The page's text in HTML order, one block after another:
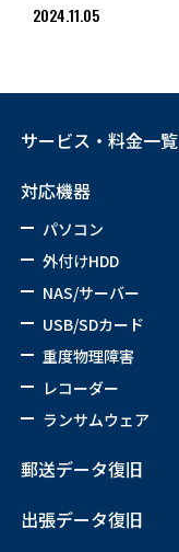
2024.11.05
サービス・料金一覧
対応機器
パソコン
外付けHDD
NAS/サーバー
USB/SDカード
重度物理障害
レコーダー
ランサムウェア
郵送データ復旧
出張データ復旧